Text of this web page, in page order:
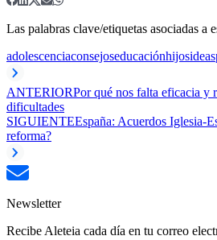
Las palabras clave/etiquetas asociadas a
adolescenciaconsejoseducaciónhijosideas
ANTERIORPor qué nos falta eficacia y
dificultades
SIGUIENTEEspaña: Acuerdos Iglesia-
reforma?
Newsletter
Recibe Aleteia cada día en tu correo